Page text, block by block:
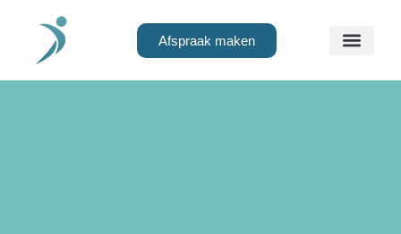
Afspraak maken